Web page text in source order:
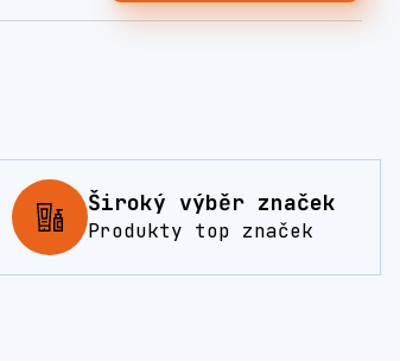
Široký výběr značek
Produkty top značek